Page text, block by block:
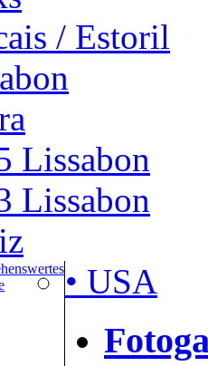
/ Estoril
Lissabon
Lissabon
• USA